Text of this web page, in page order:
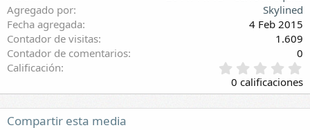
Agregado por
Skylined
Fecha agregada
4 Feb 2015
Contador de visitas
1.609
Contador de comentarios
0
Calificación
,
0
0
0 calificaciones
Compartir esta media